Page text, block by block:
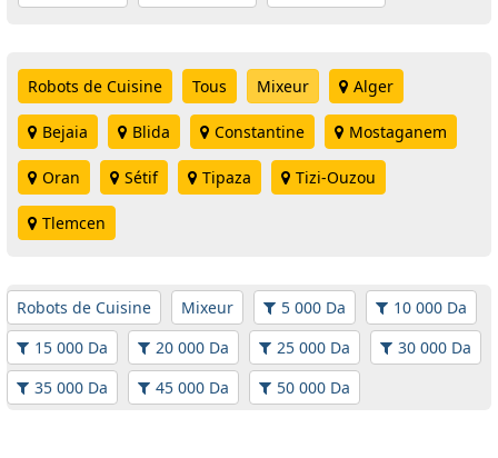
Robots de Cuisine Tous Mixeur Alger
Bejaia Blida Constantine Mostaganem
Oran Sétif Tipaza Tizi-Ouzou
Tlemcen
Robots de Cuisine Mixeur 5 000 Da
10 000 Da
15 000 Da
20 000 Da 25 000 Da
30 000 Da
35 000 Da
45 000 Da 50 000 Da